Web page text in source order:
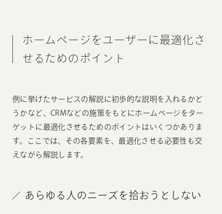
ホームページをユーザーに最適化さ
せるためのポイント
例に挙げたサービスの解説に初歩的な説明を入れるかど
うかなど、CRMなどの施策をもとにホームページをター
ゲットに最適化させるためのポイントはいくつかありま
す。ここでは、その各要素を、最適化させる必要性も交
えながら解説します。
あらゆる人のニーズを拾おうとしない